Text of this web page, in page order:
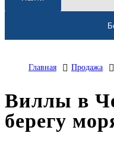
Главная Продажа
Виллы в
берегу